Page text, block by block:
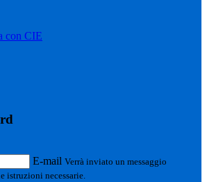
con CIE
E-mail Verrà inviato un messaggio
istruzioni necessarie.